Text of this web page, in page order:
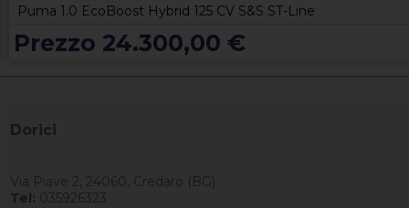
Puma 1.0 EcoBoost Hybrid 125 CV S&S ST-Line
Prezzo 24.300,00 €
Dorici
Via Piave 2, 24060, Credaro (BG)
Tel: 035926323